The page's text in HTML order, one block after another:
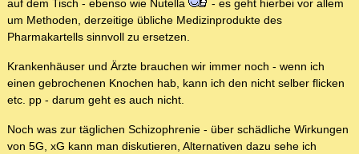
auf dem Tisch - ebenso wie Nutella
- es geht hierbei vor allem
um Methoden, derzeitige übliche Medizinprodukte des
Pharmakartells sinnvoll zu ersetzen.
Krankenhäuser und Ärzte brauchen wir immer noch - wenn ich
einen gebrochenen Knochen hab, kann ich den nicht selber flicken
etc. pp - darum geht es auch nicht.
Noch was zur täglichen Schizophrenie - über schädliche Wirkungen
von 5G, xG kann man diskutieren, Alternativen dazu sehe ich